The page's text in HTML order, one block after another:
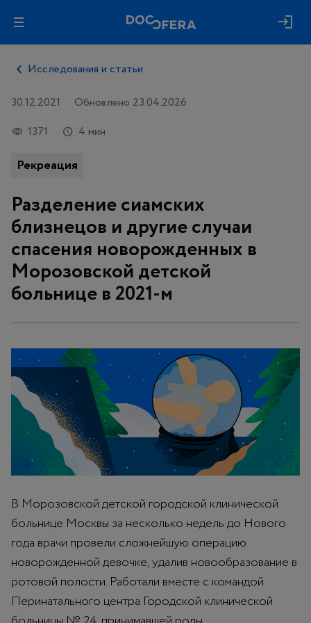
Исследования и статьи
30.12.2021
Обновлено 23.04.2026
1371
4 мин
Рекреация
Разделение сиамских
близнецов и другие случаи
спасения новорожденных в
Морозовской детской
больнице в 2021-м
В Морозовской детской городской клинической
больнице Москвы за несколько недель до Нового
года врачи провели сложнейшую операцию
новорожденной девочке, удалив новообразование в
ротовой полости. Работали вместе с командой
Перинатального центра Городской клинической